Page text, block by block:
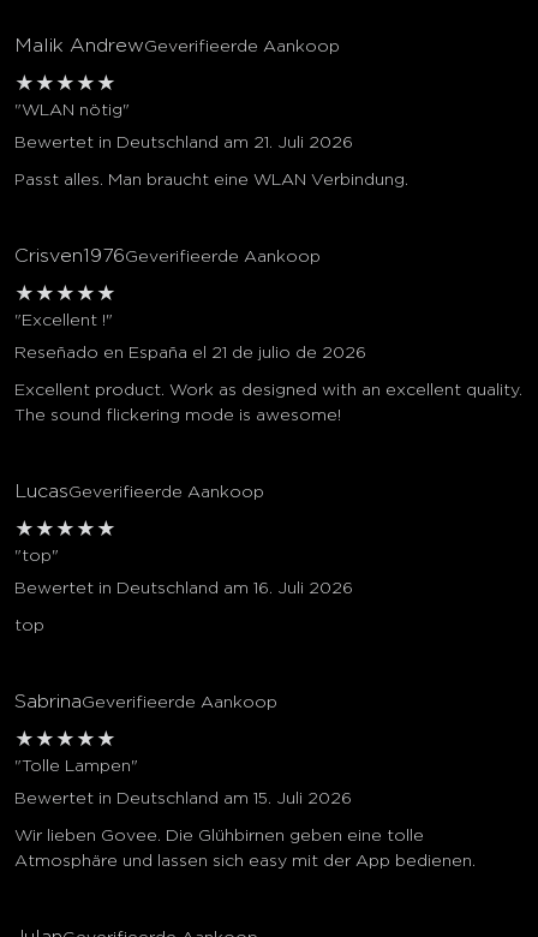
Malik AndrewGeverifieerde Aankoop
★ ★ ★ ★ ★
"WLAN nötig"
Bewertet in Deutschland am 21. Juli 2026
Passt alles. Man braucht eine WLAN Verbindung.
Crisven1976Geverifieerde Aankoop
★ ★ ★ ★ ★
"Excellent !"
Reseñado en España el 21 de julio de 2026
Excellent product. Work as designed with an excellent quality.
The sound flickering mode is awesome!
LucasGeverifieerde Aankoop
★ ★ ★ ★ ★
"top"
Bewertet in Deutschland am 16. Juli 2026
top
SabrinaGeverifieerde Aankoop
★ ★ ★ ★ ★
"Tolle Lampen"
Bewertet in Deutschland am 15. Juli 2026
Wir lieben Govee. Die Glühbirnen geben eine tolle
Atmosphäre und lassen sich easy mit der App bedienen.